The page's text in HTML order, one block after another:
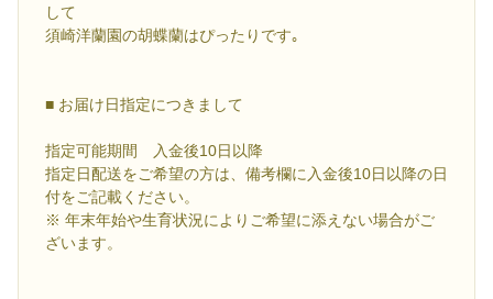
して
須崎洋蘭園の胡蝶蘭はぴったりです｡
■ お届け日指定につきまして
指定可能期間 入金後10日以降
指定日配送をご希望の方は、備考欄に入金後10日以降の日
付をご記載ください。
※ 年末年始や生育状況によりご希望に添えない場合がご
ざいます。